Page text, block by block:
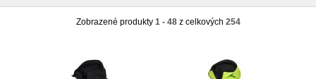
Zobrazené produkty 1 - 48z celkových 254